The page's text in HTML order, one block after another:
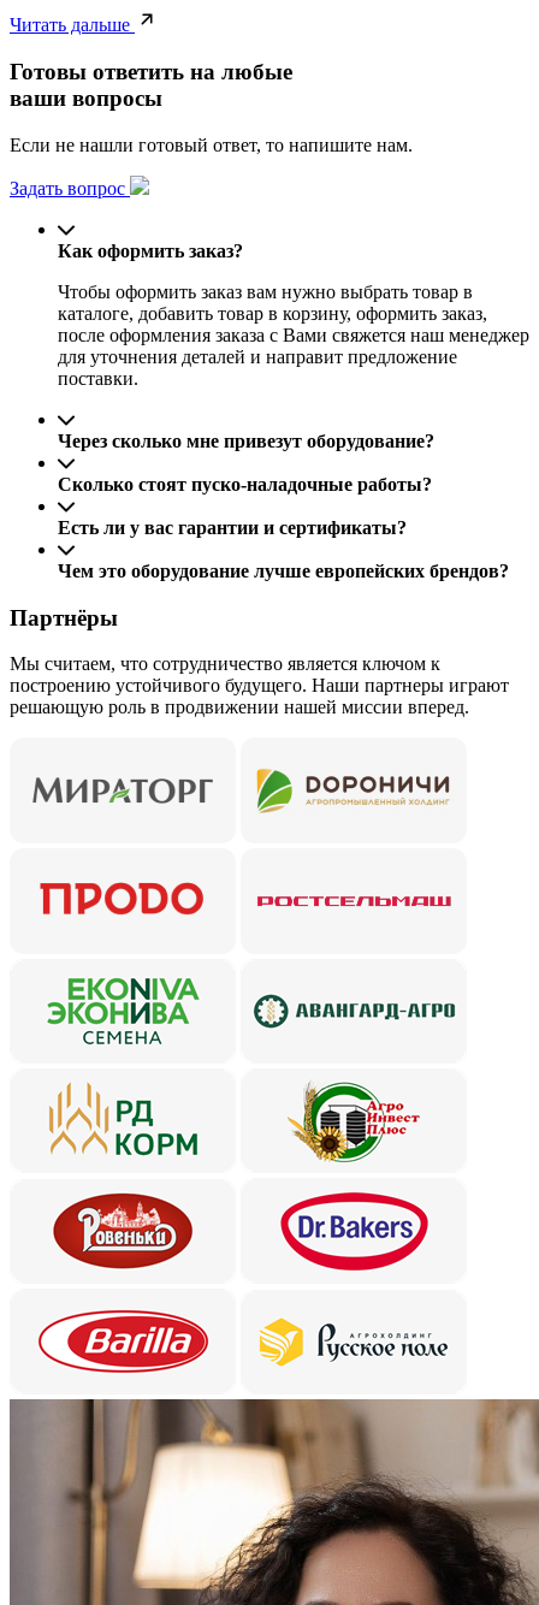
Читать дальше
Готовы ответить на любые
ваши вопросы
Если не нашли готовый ответ, то напишите нам.
Задать вопрос
Как оформить заказ?
Чтобы оформить заказ вам нужно выбрать товар в
каталоге, добавить товар в корзину, оформить заказ,
после оформления заказа с Вами свяжется наш менеджер
для уточнения деталей и направит предложение
поставки.
Через сколько мне привезут оборудование?
Сколько стоят пуско-наладочные работы?
Есть ли у вас гарантии и сертификаты?
Чем это оборудование лучше европейских брендов?
Партнёры
Мы считаем, что сотрудничество является ключом к
построению устойчивого будущего. Наши партнеры играют
решающую роль в продвижении нашей миссии вперед.